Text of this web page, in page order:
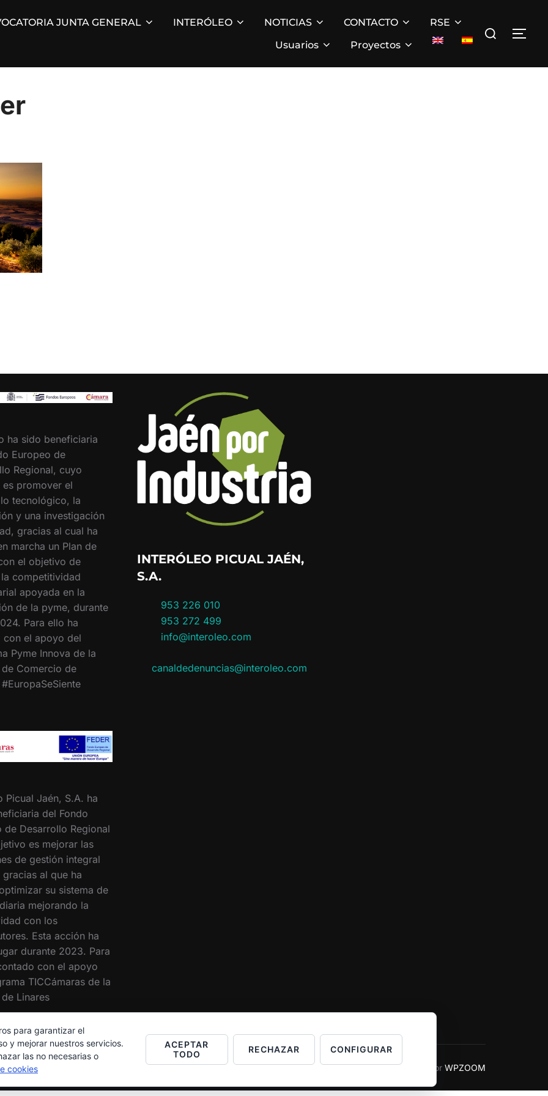
JUNTA GENERAL INTERÓLEO NOTICIAS CONTACTO
RSE
Usuarios
Proyectos
Buscar:
ha sido beneficiaria
Europeo de
Regional, cuyo
promover el
tecnológico, la
y una investigación
gracias al cual ha
marcha un Plan de
el objetivo de
competitividad
apoyada en la
de la pyme, durante
Para ello ha
con el apoyo del
Pyme Innova de la
de Comercio de
Picual Jaén, S.A. ha
del Fondo
de Desarrollo Regional
es mejorar las
de gestión integral
al que ha
su sistema de
mejorando la
con los
Esta acción ha
durante 2023. Para
con el apoyo
TICCámaras de la
Linares
INTERÓLEO PICUAL JAÉN,
S.A.
953 226 010
953 272 499
info@interoleo.com
canaldedenuncias@interoleo.com
Inspiro Theme por WPZOOM
para garantizar el
y mejorar nuestros servicios.
las no necesarias o
cookies
ACEPTAR
TODO
RECHAZAR CONFIGURAR